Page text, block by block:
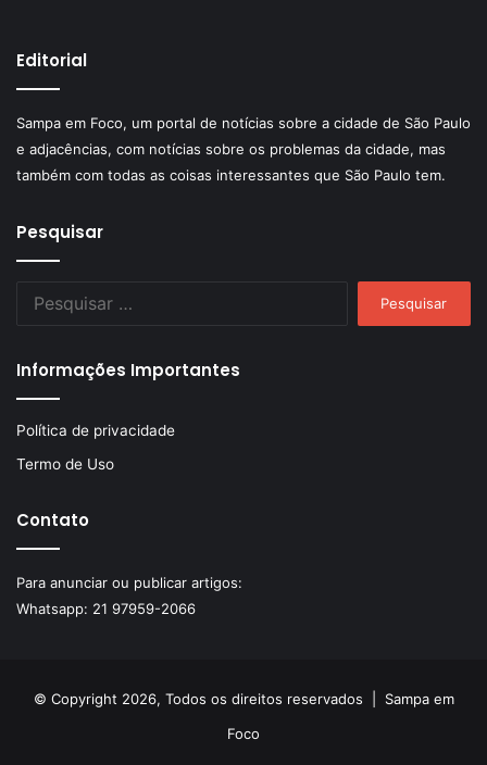
Editorial
Sampa em Foco, um portal de notícias sobre a cidade de São Paulo
e adjacências, com notícias sobre os problemas da cidade, mas
também com todas as coisas interessantes que São Paulo tem.
Pesquisar
Informações Importantes
Política de privacidade
Termo de Uso
Contato
Para anunciar ou publicar artigos:
Whatsapp: 21 97959-2066
© Copyright 2026, Todos os direitos reservados | Sampa em
Foco